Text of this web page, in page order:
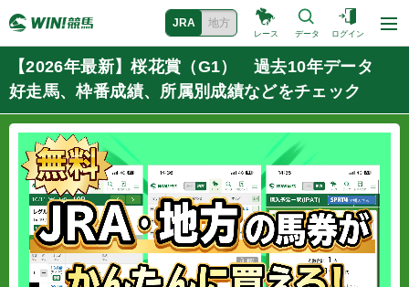
JRA 地方
レース データ ログイン
【2026年最新】桜花賞（G1） 過去10年データ
好走馬、枠番成績、所属別成績などをチェック